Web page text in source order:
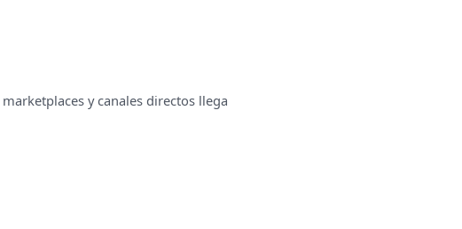
y canales directos llega